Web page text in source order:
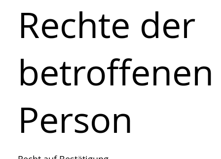
Rechte der
betroffenen
Person